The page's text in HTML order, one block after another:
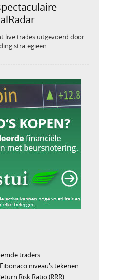
live trades uitgevoerd door
strategieën.
traders
niveau's tekenen
Risk Ratio (RRR)